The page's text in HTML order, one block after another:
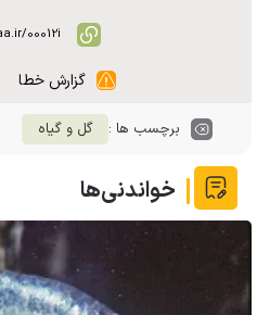
گزارش خطا
برچسب ها : گل و گیاه
خواندنی‌ها